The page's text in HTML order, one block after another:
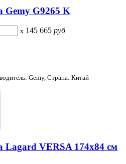
Gemy G9265 K
x 145 665 руб
Gemy, Страна: Китай
Lagard VERSA 174x84 см